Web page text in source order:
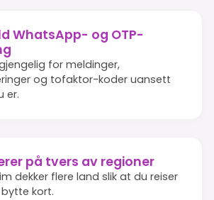
WhatsApp- og OTP-
for meldinger,
og tofaktor-koder uansett
er.
på tvers av regioner
dekker flere land slik at du reiser
kort.